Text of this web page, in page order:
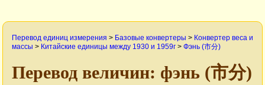
Перевод единиц измерения > Базовые конвертеры > Конвертер веса и
массы > Китайские единицы между 1930 и 1959г > Фэнь (市分)
Перевод величин: фэнь (市分)